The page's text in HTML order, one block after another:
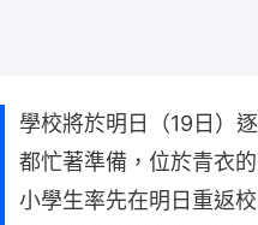
學校將於明日（19日）
都忙著準備，位於青衣
小學生率先在明日重返